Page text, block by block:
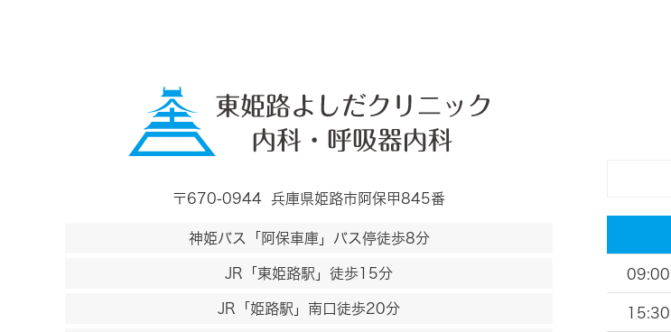
〒670-0944 兵庫県姫路市阿保甲845番
神姫バス「阿保車庫」バス停徒歩8分
JR「東姫路駅」徒歩15分
JR「姫路駅」南口徒歩20分